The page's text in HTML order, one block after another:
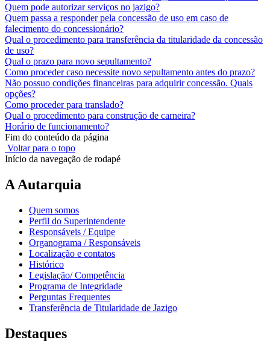
Quem pode autorizar serviços no jazigo?
Quem passa a responder pela concessão de uso em caso de
falecimento do concessionário?
Qual o procedimento para transferência da titularidade da concessão
de uso?
Qual o prazo para novo sepultamento?
Como proceder caso necessite novo sepultamento antes do prazo?
Não possuo condições financeiras para adquirir concessão. Quais
opções?
Como proceder para translado?
Qual o procedimento para construção de carneira?
Horário de funcionamento?
Fim do conteúdo da página
Voltar para o topo
Início da navegação de rodapé
A Autarquia
Quem somos
Perfil do Superintendente
Responsáveis / Equipe
Organograma / Responsáveis
Localização e contatos
Histórico
Legislação/ Competência
Programa de Integridade
Perguntas Frequentes
Transferência de Titularidade de Jazigo
Destaques